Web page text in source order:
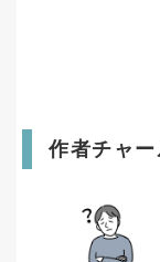
作者チャ